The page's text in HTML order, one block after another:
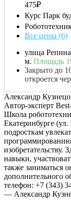
475₽
Курс Парк
Все цены (6)
улица
м. Площадь
Закрыто до
откроется
Александр
Автор-эксперт
Школа
Екатеринбурге
подросткам
изобретательству.
навыки,
также заниматься
дополнительного
телефон: +7 (343)
— Александр